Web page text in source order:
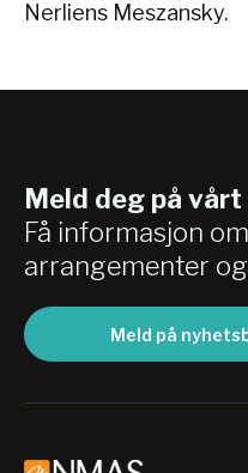
Nerliens Meszansky.
Meld deg på
Få informasjon
arrangementer
Meld på